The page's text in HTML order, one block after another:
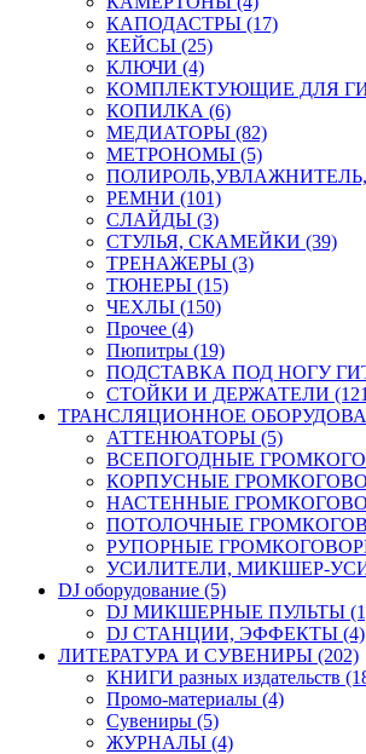
КАПОДАСТРЫ (17)
КЕЙСЫ (25)
КЛЮЧИ (4)
КОМПЛЕКТУЮЩИЕ ДЛЯ
КОПИЛКА (6)
МЕДИАТОРЫ (82)
МЕТРОНОМЫ (5)
РЕМНИ (101)
СЛАЙДЫ (3)
СТУЛЬЯ, СКАМЕЙКИ (39)
ТРЕНАЖЕРЫ (3)
ТЮНЕРЫ (15)
ЧЕХЛЫ (150)
Прочее (4)
Пюпитры (19)
ПОДСТАВКА ПОД НОГУ
СТОЙКИ И ДЕРЖАТЕЛИ
ТРАНСЛЯЦИОННОЕ
АТТЕНЮАТОРЫ (5)
ВСЕПОГОДНЫЕ
КОРПУСНЫЕ
НАСТЕННЫЕ
ПОТОЛОЧНЫЕ
РУПОРНЫЕ
УСИЛИТЕЛИ, МИКШЕР-
DJ оборудование (5)
DJ МИКШЕРНЫЕ ПУЛЬТЫ
DJ СТАНЦИИ, ЭФФЕКТЫ (4)
ЛИТЕРАТУРА И СУВЕНИРЫ (202)
КНИГИ разных издательств
Промо-материалы (4)
Сувениры (5)
ЖУРНАЛЫ (4)